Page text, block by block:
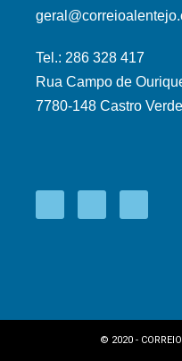
Tel.: 286 328 417
Rua Campo de
7780-148 Castro Verde
© 2020 -